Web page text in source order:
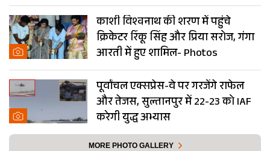
काशी विश्वनाथ की शरण में पहुंचे
क्रिकेटर रिंकू सिंह और प्रिया सरोज, गंगा
आरती में हुए शामिल- Photos
पूर्वांचल एक्सप्रेस-वे पर गरजेंगे राफेल
और तेजस, सुल्तानपुर में 22-23 को IAF
करेगी युद्ध अभ्यास
MORE PHOTO GALLERY